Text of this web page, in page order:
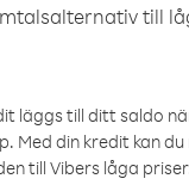
till
läggs till ditt saldo
Med din kredit kan du
till Vibers låga